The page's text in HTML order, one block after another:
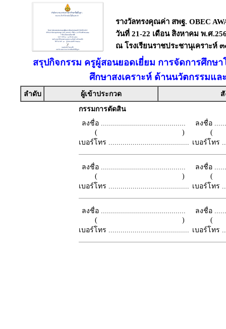
รางวัลทรงคุณค่า สพฐ. OBEC
วันที่ 21-22 เดือน สิงหาคม พ.ศ
ณ โรงเรียนราชประชานุเคราะห์
สรุปกิจกรรม ครูผู้สอนยอดเยี่ยม การจัดการศึกษา
ศึกษาสงเคราะห์ ด้านนวัตกรรมแล
ลำดับ ผู้เข้าประกวด
กรรมการตัดสิน
ลงชื่อ ..........................................
( )
เบอร์โทร ........................................
ลงชื่อ
เบอร์โทร
ลงชื่อ ..........................................
( )
เบอร์โทร ........................................
ลงชื่อ
เบอร์โทร
ลงชื่อ ..........................................
( )
เบอร์โทร ........................................
ลงชื่อ
เบอร์โทร